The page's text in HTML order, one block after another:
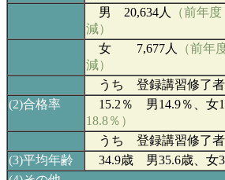
男 20,634人
（前年
減）
女 7,677人
（前
減）
うち 登録講習修了
(2)合格率 15.2 ％ 男14.9％、女
18.8％）
うち 登録講習修了
(3)平均年齢 34.9歳 男35.6歳、女